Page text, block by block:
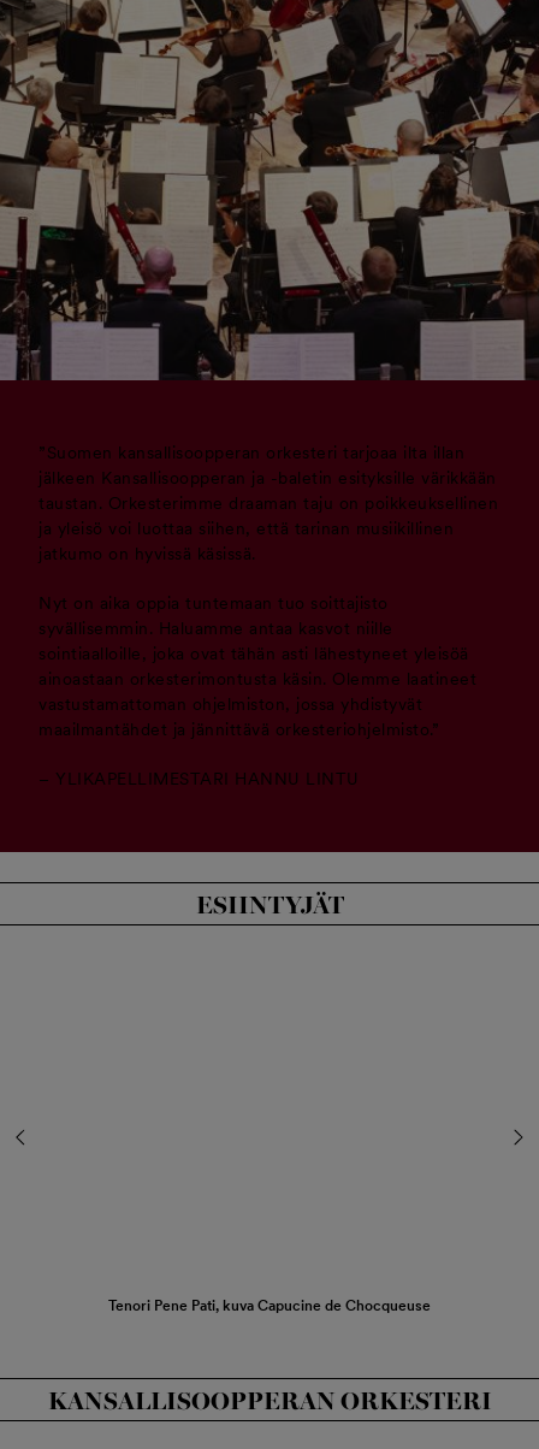
”Suomen kansallisoopperan orkesteri tarjoaa ilta illan
jälkeen Kansallisoopperan ja -baletin esityksille värikkään
taustan. Orkesterimme draaman taju on poikkeuksellinen
ja yleisö voi luottaa siihen, että tarinan musiikillinen
jatkumo on hyvissä käsissä.
Nyt on aika oppia tuntemaan tuo soittajisto
syvällisemmin. Haluamme antaa kasvot niille
sointiaalloille, joka ovat tähän asti lähestyneet yleisöä
ainoastaan orkesterimontusta käsin. Olemme laatineet
vastustamattoman ohjelmiston, jossa yhdistyvät
maailmantähdet ja jännittävä orkesteriohjelmisto.”
– YLIKAPELLIMESTARI HANNU LINTU
ESIINTYJÄT
Tenori Pene Pati, kuva Capucine de Chocqueuse
KANSALLISOOPPERAN ORKESTERI